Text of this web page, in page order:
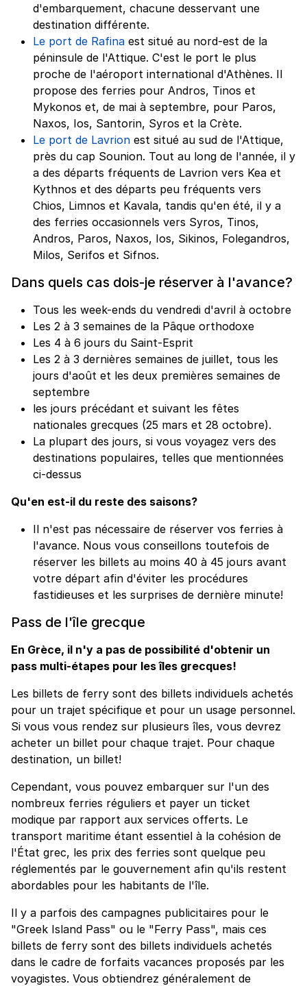
d'embarquement, chacune desservant une
destination différente.
Le port de Rafina est situé au nord-est de la
péninsule de l'Attique. C'est le port le plus
proche de l'aéroport international d'Athènes. Il
propose des ferries pour Andros, Tinos et
Mykonos et, de mai à septembre, pour Paros,
Naxos, Ios, Santorin, Syros et la Crète.
Le port de Lavrion est situé au sud de l'Attique,
près du cap Sounion. Tout au long de l'année, il y
a des départs fréquents de Lavrion vers Kea et
Kythnos et des départs peu fréquents vers
Chios, Limnos et Kavala, tandis qu'en été, il y a
des ferries occasionnels vers Syros, Tinos,
Andros, Paros, Naxos, Ios, Sikinos, Folegandros,
Milos, Serifos et Sifnos.
Dans quels cas dois-je réserver à l'avance?
Tous les week-ends du vendredi d'avril à octobre
Les 2 à 3 semaines de la Pâque orthodoxe
Les 4 à 6 jours du Saint-Esprit
Les 2 à 3 dernières semaines de juillet, tous les
jours d'août et les deux premières semaines de
septembre
les jours précédant et suivant les fêtes
nationales grecques (25 mars et 28 octobre).
La plupart des jours, si vous voyagez vers des
destinations populaires, telles que mentionnées
ci-dessus
Qu'en est-il du reste des saisons?
Il n'est pas nécessaire de réserver vos ferries à
l'avance. Nous vous conseillons toutefois de
réserver les billets au moins 40 à 45 jours avant
votre départ afin d'éviter les procédures
fastidieuses et les surprises de dernière minute!
Pass de l'île grecque
En Grèce, il n'y a pas de possibilité d'obtenir un
pass multi-étapes pour les îles grecques!
Les billets de ferry sont des billets individuels achetés
pour un trajet spécifique et pour un usage personnel.
Si vous vous rendez sur plusieurs îles, vous devrez
acheter un billet pour chaque trajet. Pour chaque
destination, un billet!
Cependant, vous pouvez embarquer sur l'un des
nombreux ferries réguliers et payer un ticket
modique par rapport aux services offerts. Le
transport maritime étant essentiel à la cohésion de
l'État grec, les prix des ferries sont quelque peu
réglementés par le gouvernement afin qu'ils restent
abordables pour les habitants de l'île.
Il y a parfois des campagnes publicitaires pour le
"Greek Island Pass" ou le "Ferry Pass", mais ces
billets de ferry sont des billets individuels achetés
dans le cadre de forfaits vacances proposés par les
voyagistes. Vous obtiendrez généralement de